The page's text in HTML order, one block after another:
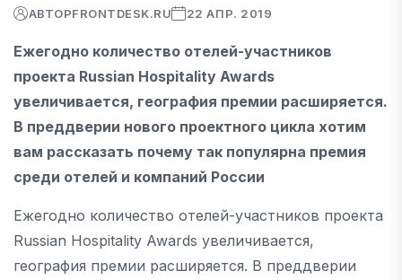
АВТОРFRONTDESK.RU 22 АПР. 2019
Ежегодно количество отелей-участников
проекта Russian Hospitality Awards
увеличивается, география премии расширяется.
В преддверии нового проектного цикла хотим
вам рассказать почему так популярна премия
среди отелей и компаний России
Ежегодно количество отелей-участников проекта
Russian Hospitality Awards увеличивается,
география премии расширяется. В преддверии